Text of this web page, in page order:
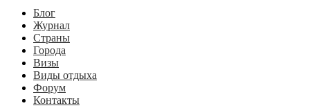
Блог
Журнал
Страны
Города
Визы
Виды отдыха
Форум
Контакты